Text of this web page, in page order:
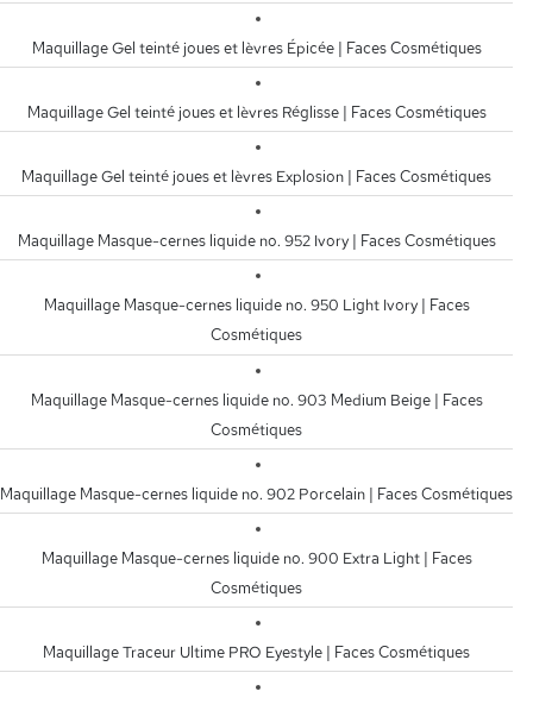
Maquillage Gel teinté joues et lèvres Épicée | Faces Cosmétiques
Maquillage Gel teinté joues et lèvres Réglisse | Faces Cosmétiques
Maquillage Gel teinté joues et lèvres Explosion | Faces Cosmétiques
Maquillage Masque-cernes liquide no. 952 Ivory | Faces Cosmétiques
Maquillage Masque-cernes liquide no. 950 Light Ivory | Faces
Cosmétiques
Maquillage Masque-cernes liquide no. 903 Medium Beige | Faces
Cosmétiques
Maquillage Masque-cernes liquide no. 902 Porcelain | Faces Cosmétiques
Maquillage Masque-cernes liquide no. 900 Extra Light | Faces
Cosmétiques
Maquillage Traceur Ultime PRO Eyestyle | Faces Cosmétiques